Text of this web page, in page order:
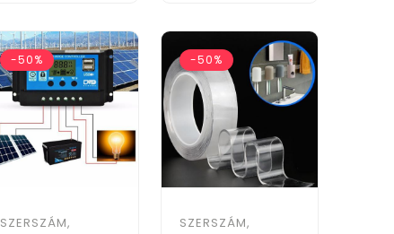
-50%
SZERSZÁM,
-50%
SZERSZÁM,